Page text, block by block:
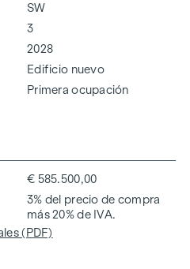
SW
3
2028
Edificio nuevo
Primera ocupación
€ 585.500,00
3% del precio de compra
más 20% de IVA.
(PDF)